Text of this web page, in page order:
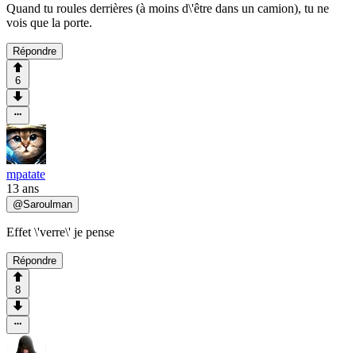
Quand tu roules derrières (à moins d\'être dans un camion), tu ne
vois que la porte.
Répondre
6
mpatate
13 ans
@Saroulman
Effet \'verre\' je pense
Répondre
8